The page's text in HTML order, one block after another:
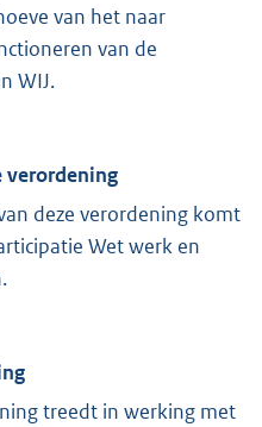
van het naar
van de
WIJ.
verordening
deze verordening komt
Wet werk en
treedt in werking met